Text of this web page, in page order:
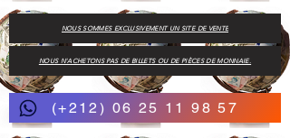
(+212) 06 25 11 98 57
NOUS N'ACHETONS PAS DE BILLETS OU DE PIÈCES DE MONNAIE.
NOUS SOMMES EXCLUSIVEMENT UN SITE DE VENTE